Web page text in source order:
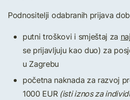
Podnositelji odabranih prijava
putni troškovi i smještaj za
se prijavljuju kao duo) za
u Zagrebu
početna naknada za razvoj
1000 EUR(isti iznos za